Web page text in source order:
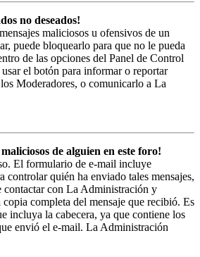
no deseados!
maliciosos u ofensivos de un
puede bloquearlo para que no le pueda
de las opciones del Panel de Control
el botón para informar o reportar
Moderadores, o comunicarlo a La
de alguien en este foro!
El formulario de e-mail incluye
controlar quién ha enviado tales mensajes,
contactar con La Administración y
copia completa del mensaje que recibió. Es
incluya la cabecera, ya que contiene los
envió el e-mail. La Administración